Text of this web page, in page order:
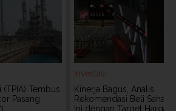
(TPIA) Tembus
Pasang
Investasi
Kinerja Bagus, Analis
Rekomendasi Beli Saham
Ini dengan Target Harga